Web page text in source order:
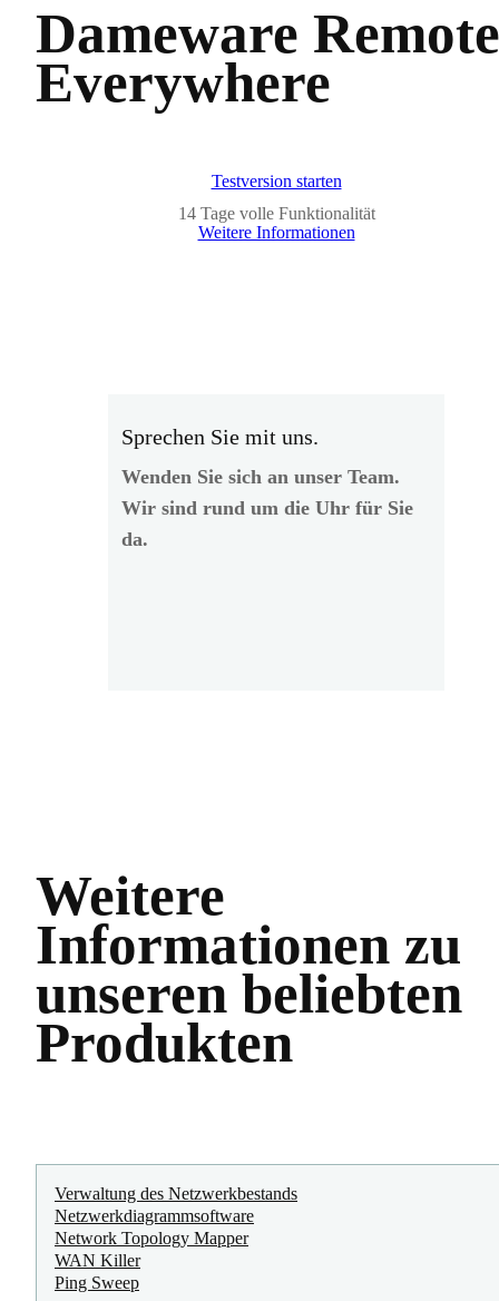
Dameware Remote
Everywhere
Testversion starten
14 Tage volle Funktionalität
Weitere Informationen
Sprechen Sie mit uns.
Wenden Sie sich an unser Team.
Wir sind rund um die Uhr für Sie
da.
Weitere
Informationen zu
unseren beliebten
Produkten
Verwaltung des Netzwerkbestands
Netzwerkdiagrammsoftware
Network Topology Mapper
WAN Killer
Ping Sweep